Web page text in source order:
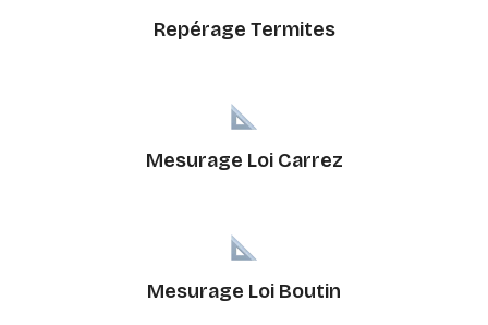
Repérage Termites
Mesurage Loi Carrez
Mesurage Loi Boutin